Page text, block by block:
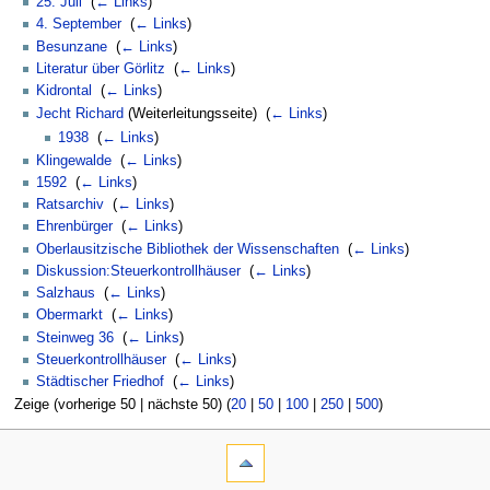
4. September‎ (← Links)
Besunzane (← Links)
Literatur über Görlitz
(← Links)
Kidrontal
(← Links)
Jecht Richard (Weiterleitungsseite) ‎ (← Links)
1938 ‎(← Links)
Klingewalde (← Links)
1592 (← Links)
Ratsarchiv (← Links)
Ehrenbürger‎ (← Links)
Oberlausitzische Bibliothek der Wissenschaften (← Links)
Diskussion:Steuerkontrollhäuser‎ (← Links)
Salzhaus
(← Links)
Obermarkt (← Links)
Steinweg 36 (← Links)
Steuerkontrollhäuser‎ (← Links)
Städtischer Friedhof (← Links)
Zeige (vorherige 50 | nächste 50) (20| 50| 100| 250| 500)